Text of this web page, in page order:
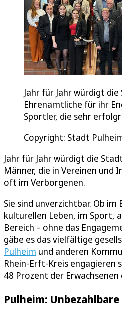
Jahr für Jahr würdigt die
Ehrenamtliche für ihr
Sportler, die sehr
Copyright: Stadt
Jahr für Jahr würdigt die
Männer, die in Vereinen und
oft im Verborgenen.
Sie sind unverzichtbar. Ob
kulturellen Leben, im Sport,
Bereich – ohne das
gäbe es das vielfältige
Pulheim und anderen
Rhein-Erft-Kreis engagieren
48 Prozent der
Pulheim: